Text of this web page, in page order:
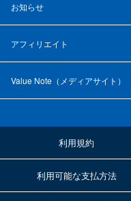
お知らせ
アフィリエイト
Value Note（ メディアサイト ）
利用規約
利用可能な支払方法